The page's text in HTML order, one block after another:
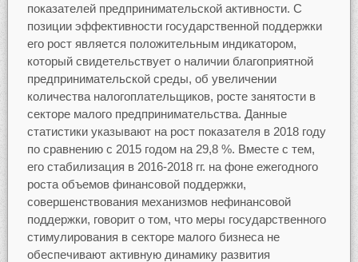
показателей предпринимательской активности. С
позиции эффективности государственной поддержки
его рост является положительным индикатором,
который свидетельствует о наличии благоприятной
предпринимательской среды, об увеличении
количества налогоплательщиков, росте занятости в
секторе малого предпринимательства. Данные
статистики указывают на рост показателя в 2018 году
по сравнению с 2015 годом на 29,8 %. Вместе с тем,
его стабилизация в 2016-2018 гг. на фоне ежегодного
роста объемов финансовой поддержки,
совершенствования механизмов нефинансовой
поддержки, говорит о том, что меры государственного
стимулирования в секторе малого бизнеса не
обеспечивают активную динамику развития